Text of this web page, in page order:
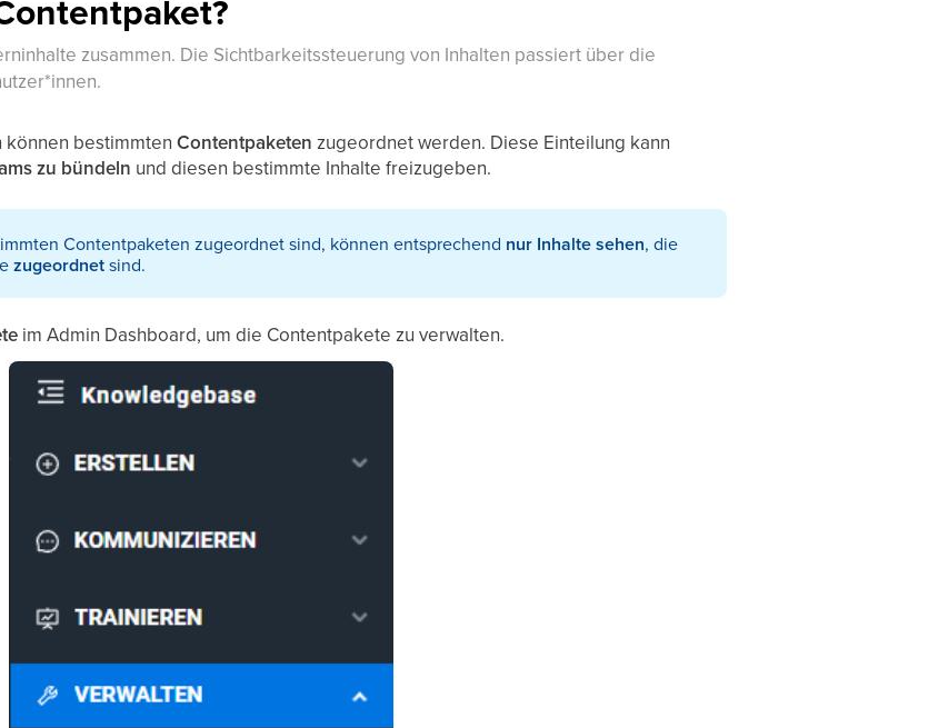
zusammen. Die Sichtbarkeitssteuerung von Inhalten passiert über die
bestimmten Contentpaketen zugeordnet werden. Diese Einteilung kann
zu bündeln und diesen bestimmte Inhalte freizugeben.
Contentpaketen zugeordnet sind, können entsprechend nur Inhaltesehen, die
zugeordnetsind.
im Admin Dashboard, um die Contentpakete zu verwalten.